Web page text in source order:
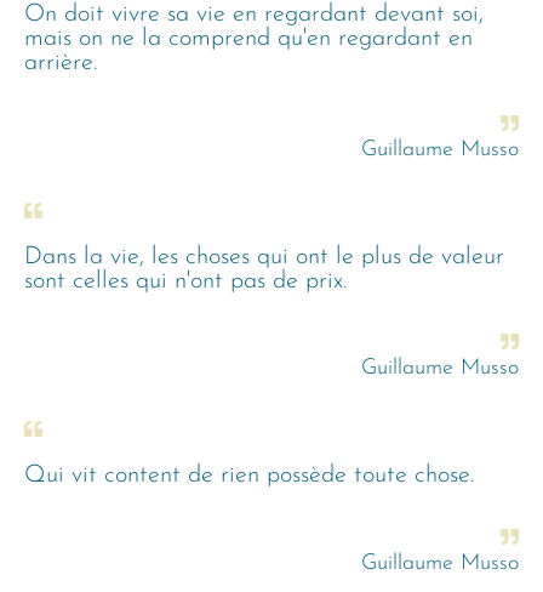
On doit vivre sa vie en regardant devant soi,
mais on ne la comprend qu'en regardant en
arrière.
Guillaume Musso
Dans la vie, les choses qui ont le plus de valeur
sont celles qui n'ont pas de prix.
Guillaume Musso
Qui vit content de rien possède toute chose.
Guillaume Musso